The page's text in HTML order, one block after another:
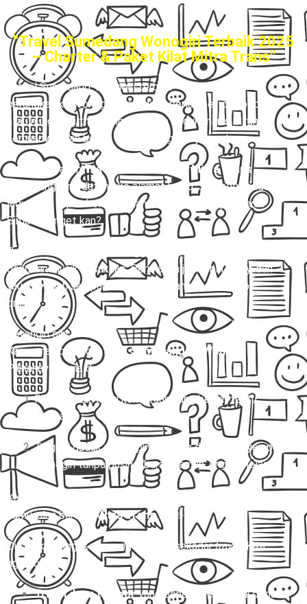
"Travel Sumedang Wonogiri Terbaik 2025
– Charter & Paket Kilat Mitra Trans"
Travel Sumedang-Wonogiri terbaik– Bayangin aja,
berangkat ke Wonogiri tapi nggak perlu ribet cari pool
atau nunggu di titik jemput. Cukup duduk manis di rumah,
semuanya udah beres, tinggal nunggu dijemput.
Dengan layananTravel Door to Door Mitra Trans,
driver langsung datang ke alamat kamu. Jadi nggak ada
lagi cerita repot keluar rumah cuma buat ngejar travel.
Simpel banget kan?
Begitu naik mobil, kamu tinggal santai, rebahan, atau
dengerin musik kesukaan. Perjalanan jadi lebih enjoy, dan
tau-tau udah sampai Wonogiri dengan nyaman tanpa
drama.
Bayangin gini:
Kamu mau berangkat dariSumedang ke Wonogiri.
Pilihannya cuma dua:
Ribet sendiri nyari kendaraan yang belum tentu
nyaman.
Tinggal duduk manis, pintu rumah dijemput, nyampe
Wonogiri tanpa pusing, barang aman, ongkos jelas.
Kalau jawabanmu jatuh ke opsi kedua, artinya saatnya
kamu jalan bareng
Mitra Trans! 🚐✨
Di sini, kita nggak cuma ngomongin sekadartravel
. Kita
ngomongin:
Travel door to dooryang beneran jemput di depan